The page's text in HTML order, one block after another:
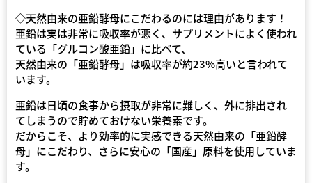
◇天然由来の亜鉛酵母にこだわるのには理由があります！
亜鉛は実は非常に吸収率が悪く、サプリメントによく使われ
ている「グルコン酸亜鉛」に比べて、
天然由来の「亜鉛酵母」は吸収率が約23%高いと言われて
います。
亜鉛は日頃の食事から摂取が非常に難しく、外に排出され
てしまうので貯めておけない栄養素です。
だからこそ、より効率的に実感できる天然由来の「亜鉛酵
母」にこだわり、さらに安心の「国産」原料を使用していま
す。